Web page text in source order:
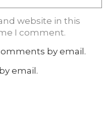
website in this
I comment.
by email.
email.